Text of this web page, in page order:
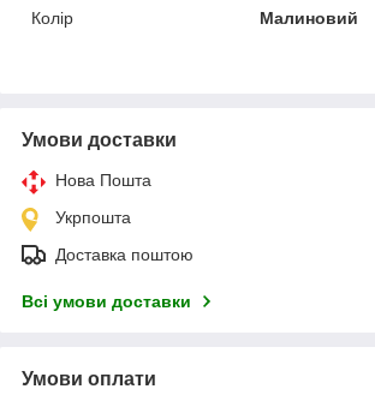
Колір
Малиновий
Умови доставки
Нова Пошта
Укрпошта
Доставка поштою
Всі умови доставки
Умови оплати